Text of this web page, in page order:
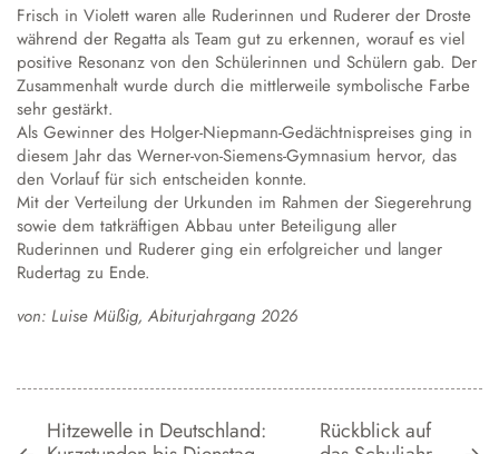
Frisch in Violett waren alle Ruderinnen und Ruderer der Droste
während der Regatta als Team gut zu erkennen, worauf es viel
positive Resonanz von den Schülerinnen und Schülern gab. Der
Zusammenhalt wurde durch die mittlerweile symbolische Farbe
sehr gestärkt.
Als Gewinner des Holger-Niepmann-Gedächtnispreises ging in
diesem Jahr das Werner-von-Siemens-Gymnasium hervor, das
den Vorlauf für sich entscheiden konnte.
Mit der Verteilung der Urkunden im Rahmen der Siegerehrung
sowie dem tatkräftigen Abbau unter Beteiligung aller
Ruderinnen und Ruderer ging ein erfolgreicher und langer
Rudertag zu Ende.
von: Luise Müßig, Abiturjahrgang 2026
Hitzewelle in Deutschland:
Rückblick auf